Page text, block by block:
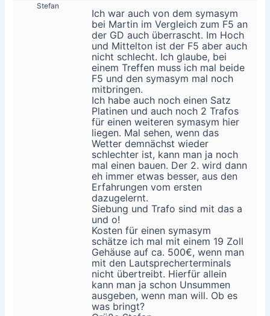
Stefan
Ich war auch von dem symasym
bei Martin im Vergleich zum F5 an
der GD auch überrascht. Im Hoch
und Mittelton ist der F5 aber auch
nicht schlecht. Ich glaube, bei
einem Treffen muss ich mal beide
F5 und den symasym mal noch
mitbringen.
Ich habe auch noch einen Satz
Platinen und auch noch 2 Trafos
für einen weiteren symasym hier
liegen. Mal sehen, wenn das
Wetter demnächst wieder
schlechter ist, kann man ja noch
mal einen bauen. Der 2. wird dann
eh immer etwas besser, aus den
Erfahrungen vom ersten
dazugelernt.
Siebung und Trafo sind mit das a
und o!
Kosten für einen symasym
schätze ich mal mit einem 19 Zoll
Gehäuse auf ca. 500€, wenn man
mit den Lautsprecherterminals
nicht übertreibt. Hierfür allein
kann man ja schon Unsummen
ausgeben, wenn man will. Ob es
was bringt?